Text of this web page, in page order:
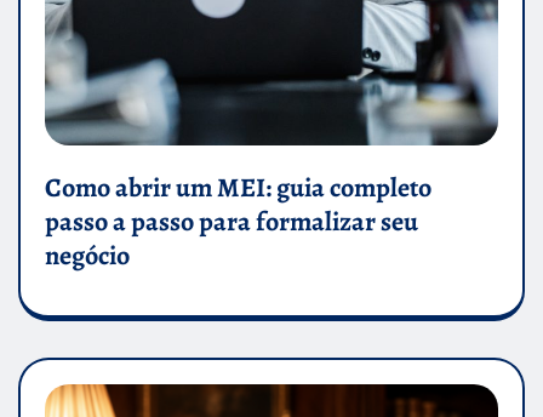
Como abrir um MEI: guia completo
passo a passo para formalizar seu
negócio